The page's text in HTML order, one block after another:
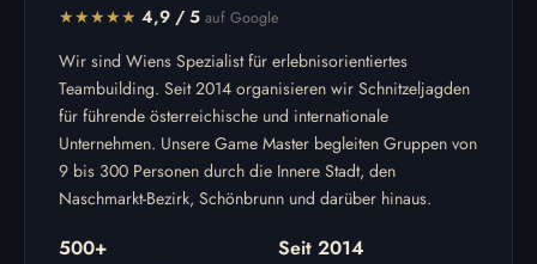
★★★★★ 4,9 / 5 auf Google
Wir sind Wiens Spezialist für erlebnisorientiertes
Teambuilding. Seit 2014 organisieren wir Schnitzeljagden
für führende österreichische und internationale
Unternehmen. Unsere Game Master begleiten Gruppen von
9 bis 300 Personen durch die Innere Stadt, den
Naschmarkt-Bezirk, Schönbrunn und darüber hinaus.
500+ Seit 2014